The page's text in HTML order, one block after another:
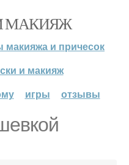
МАКИЯЖ
макияжа и причесок
и макияж
игры отзывы